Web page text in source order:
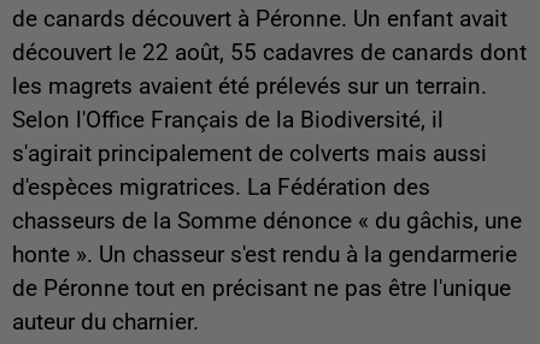
de canards découvert à Péronne. Un enfant avait
découvert le 22 août, 55 cadavres de canards dont
les magrets avaient été prélevés sur un terrain.
Selon l'Office Français de la Biodiversité, il
s'agirait principalement de colverts mais aussi
d'espèces migratrices. La Fédération des
chasseurs de la Somme dénonce « du gâchis, une
honte ». Un chasseur s'est rendu à la gendarmerie
de Péronne tout en précisant ne pas être l'unique
auteur du charnier.